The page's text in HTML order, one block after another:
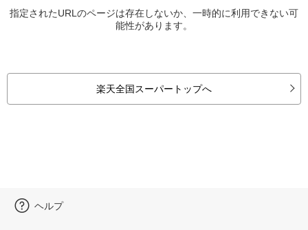
指定されたURLのページは存在しないか、一時的に利用できない可
能性があります。
楽天全国スーパートップへ
ヘルプ